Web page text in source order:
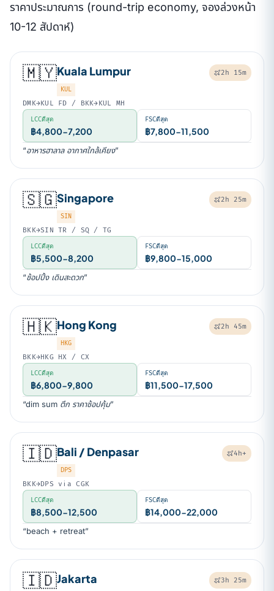
ราคาประมาณการ (round-trip economy, จองล่วงหน้า
10-12 สัปดาห์)
🇲🇾Kuala Lumpur
KUL
2h 15m
DMK→KUL FD / BKK→KUL MH
LCCดีสุด
฿4,800-7,200
FSCดีสุด
฿7,800-11,500
“อาหารฮาลาล อากาศใกล้เคียง”
🇸🇬Singapore
SIN
2h 25m
BKK→SIN TR / SQ / TG
LCCดีสุด
฿5,500-8,200
FSCดีสุด
฿9,800-15,000
“ช้อปปิ้ง เดินสะดวก”
🇭🇰Hong Kong
HKG
2h 45m
BKK→HKG HX / CX
LCCดีสุด
฿6,800-9,800
FSCดีสุด
฿11,500-17,500
“dim sum ตึก ราคาช้อปคุ้ม”
🇮🇩Bali / Denpasar
DPS
4h+
BKK→DPS via CGK
LCCดีสุด
฿8,500-12,500
FSCดีสุด
฿14,000-22,000
“beach + retreat”
🇮🇩Jakarta 3h 25m